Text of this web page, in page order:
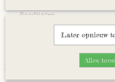
Roodtinten
Bruintinten
Kaardvlies extra fijn
Sorteer op:
Later opnieuw
Alles